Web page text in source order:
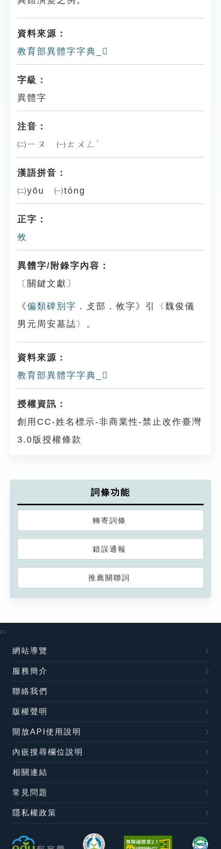
資料來源：
教育部異體字字典_𢓘
字級：
異體字
注音：
㈡ㄧㄡ ㈠ㄊㄨㄥˊ
漢語拼音：
㈡yōu ㈠tóng
正字：
攸
異體字/附錄字內容：
〔關鍵文獻〕
《偏類碑別字 ．攴部．攸字》引〈魏俊儀
男元周安墓誌〉。
資料來源：
教育部異體字字典_𢓘
授權資訊：
創用CC-姓名標示-非商業性-禁止改作臺灣
3.0版授權條款
詞條功能
轉寄詞條
錯誤通報
推薦關聯詞
:::
網站導覽
服務簡介
聯絡我們
版權聲明
開放API使用說明
內嵌搜尋欄位說明
相關連結
常見問題
隱私權政策